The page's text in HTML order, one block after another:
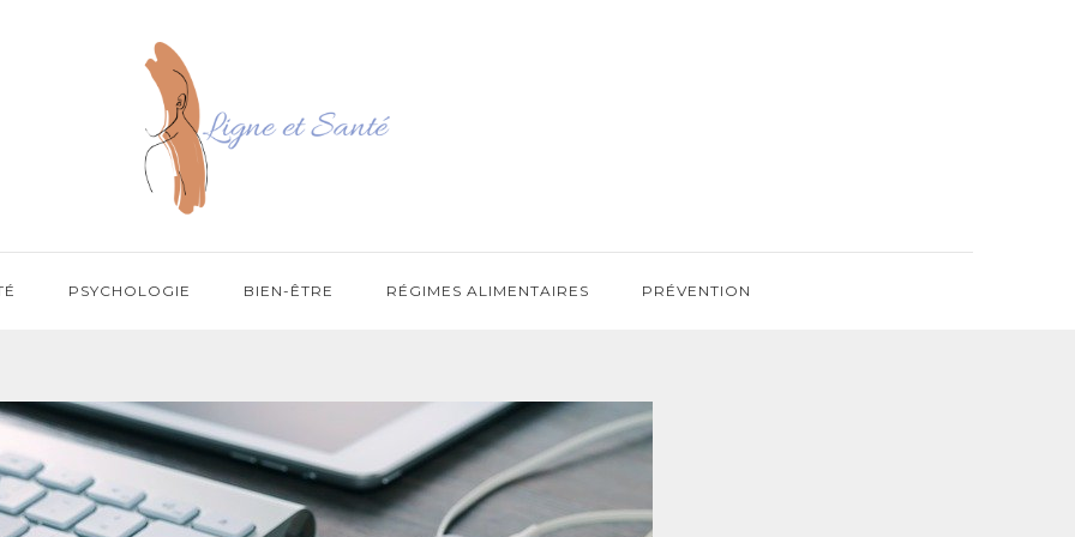
PSYCHOLOGIE BIEN-ÊTRE RÉGIMES ALIMENTAIRES PRÉVENTION